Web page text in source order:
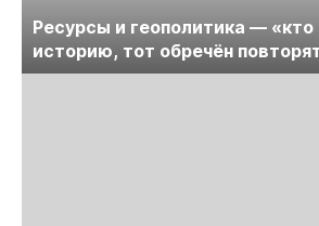
Ресурсы и геополитика — «кто
историю, тот обречён